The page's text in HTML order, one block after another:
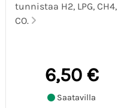
tunnistaa H2, LPG, CH4,
CO.
6,50 €
Saatavilla